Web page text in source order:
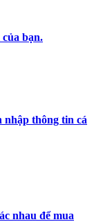
bạn.
nhập thông tin cá
nhau để mua